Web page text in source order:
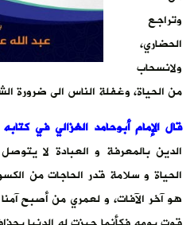
الاعتقاد : “نظام
البدن و بقاء
و الأمن
في بدنه و له